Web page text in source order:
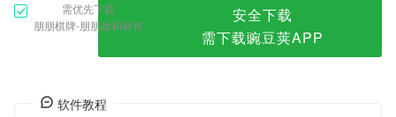
需优先下载
朋朋棋牌-朋朋政和麻将
安全下载
需下载豌豆荚APP
软件教程